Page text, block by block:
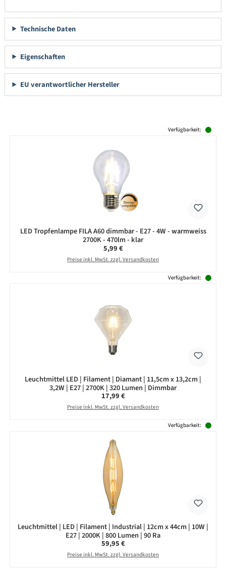
Technische Daten
Eigenschaften
EU verantwortlicher Hersteller
Verfügbarkeit:
LED Tropfenlampe FILA A60 dimmbar - E27 - 4W - warmweiss
2700K - 470lm - klar
Regulärer Preis:
5,99 €
Preise inkl. MwSt. zzgl. Versandkosten
Verfügbarkeit:
Leuchtmittel LED | Filament | Diamant | 11,5cm x 13,2cm |
3,2W | E27 | 2700K | 320 Lumen | Dimmbar
Regulärer Preis:
17,99 €
Preise inkl. MwSt. zzgl. Versandkosten
Verfügbarkeit:
Leuchtmittel | LED | Filament | Industrial | 12cm x 44cm | 10W |
E27 | 2000K | 800 Lumen | 90 Ra
Regulärer Preis:
59,95 €
Preise inkl. MwSt. zzgl. Versandkosten